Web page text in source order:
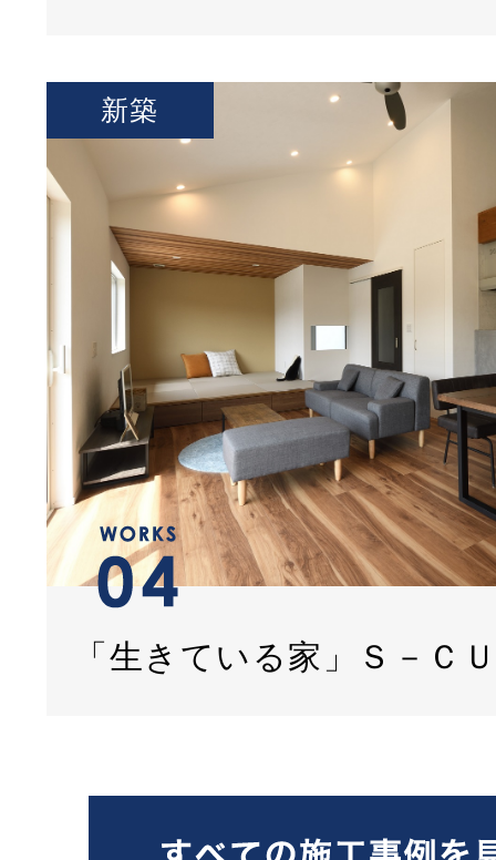
「生きている家」Ｓ－Ｃ
新築